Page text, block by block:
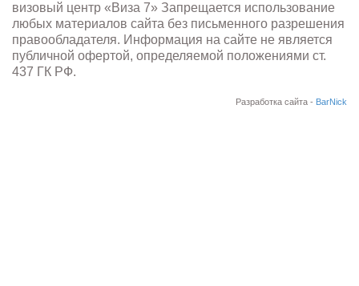
визовый центр «Виза 7» Запрещается использование
любых материалов сайта без письменного разрешения
правообладателя. Информация на сайте не является
публичной офертой, определяемой положениями ст.
437 ГК РФ.
Разработка сайта - BarNick